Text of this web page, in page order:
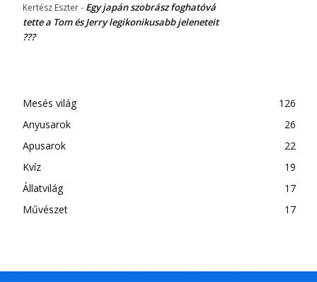
Kertész Eszter- Egy japán szobrász foghatóvá
tette a Tom és Jerry legikonikusabb jeleneteit
???
Mesés világ
126
Anyusarok
26
Apusarok
22
Kvíz
19
Állatvilág
17
Művészet
17